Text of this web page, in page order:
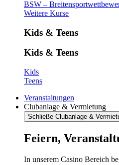
BSW –
Weitere Kurse
Kids & Teens
Kids & Teens
Kids
Teens
Veranstaltungen
Clubanlage & Vermietung
Schließe Clubanlage &
Feiern,
In unserem Casino Bereich